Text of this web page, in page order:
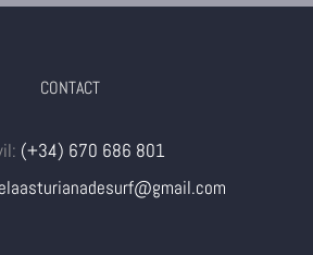
CONTACT
(+34) 670 686 801